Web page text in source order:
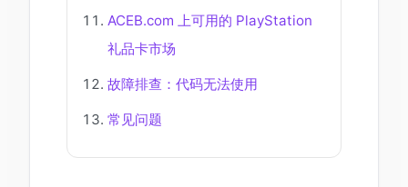
ACEB.com 上可用的 PlayStation
礼品卡市场
故障排查：代码无法使用
常见问题